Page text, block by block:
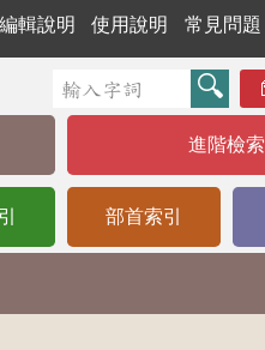
編輯說明 使用說明 常見問題
進階檢索
部首索引